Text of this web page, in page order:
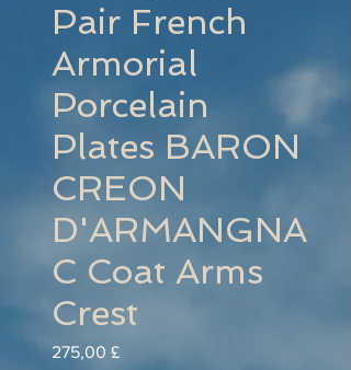
Pair French
Armorial
Porcelain
Plates BARON
CREON
D'ARMANGNA
C Coat Arms
Crest
275,00 £Preis